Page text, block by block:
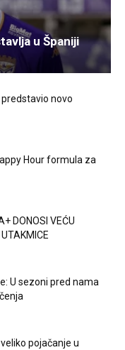
u Španiji
novo
Hour formula za
DONOSI VEĆU
U sezoni pred nama
pojačanje u